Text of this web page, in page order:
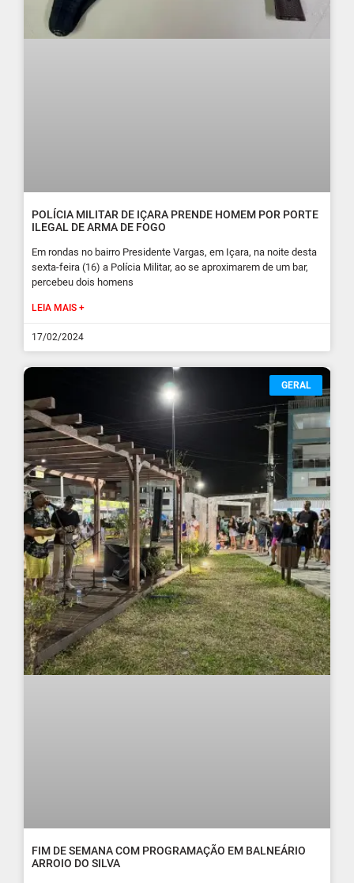
POLÍCIA MILITAR DE IÇARA PRENDE HOMEM POR PORTE
ILEGAL DE ARMA DE FOGO
Em rondas no bairro Presidente Vargas, em Içara, na noite desta
sexta-feira (16) a Polícia Militar, ao se aproximarem de um bar,
percebeu dois homens
LEIA MAIS +
17/02/2024
GERAL
FIM DE SEMANA COM PROGRAMAÇÃO EM BALNEÁRIO
ARROIO DO SILVA